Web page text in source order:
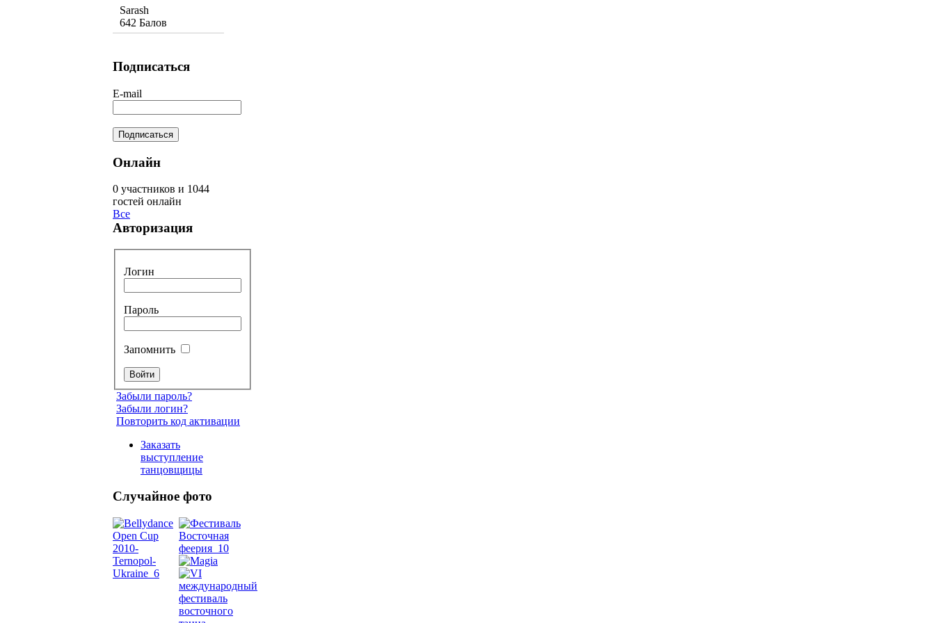
Sarash
642 Балов
Подписаться
E-mail
Онлайн
0 участников и 1044
гостей онлайн
Все
Авторизация
Логин
Пароль
Запомнить
Забыли пароль?
Забыли логин?
Повторить код активации
Заказать
выступление
танцовщицы
Случайное фото